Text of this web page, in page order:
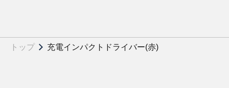
トップ 充電インパクトドライバー(赤)